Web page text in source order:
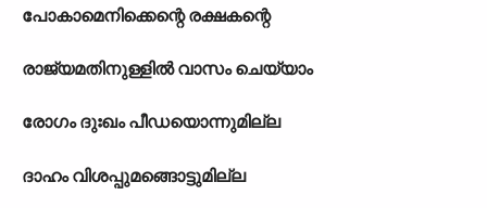
പോകാമെനിക്കെന്റെ രക്ഷകന്റെ
രാജ്യമതിനുള്ളിൽ വാസം ചെയ്യാം
രോഗം ദുഃഖം പീഡയൊന്നുമില്ല
ദാഹം വിശപ്പുമങ്ങൊട്ടുമില്ല